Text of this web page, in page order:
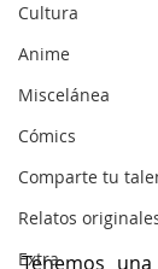
Cultura
Anime
Miscelánea
Cómics
Comparte tu
Relatos
Extra
Tenemos una